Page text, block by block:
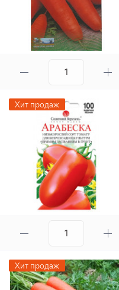
Хит продаж
Хит продаж